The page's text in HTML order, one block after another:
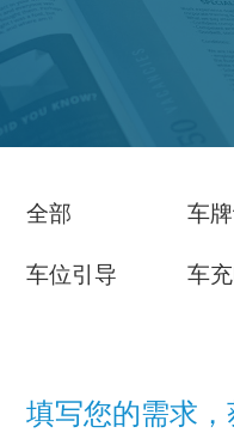
全部 车
车位引导 车
填写您的需求